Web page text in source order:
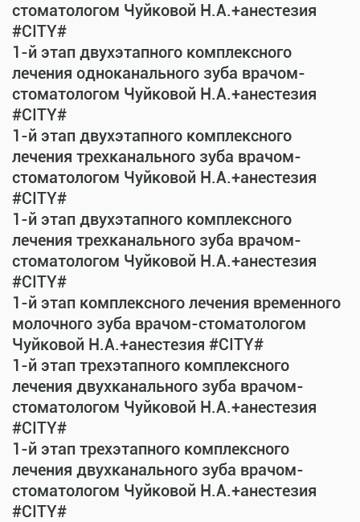
стоматологом Чуйковой Н.А.+анестезия
#CITY#
1-й этап двухэтапного комплексного
лечения одноканального зуба врачом-
стоматологом Чуйковой Н.А.+анестезия
#CITY#
1-й этап двухэтапного комплексного
лечения трехканального зуба врачом-
стоматологом Чуйковой Н.А.+анестезия
#CITY#
1-й этап двухэтапного комплексного
лечения трехканального зуба врачом-
стоматологом Чуйковой Н.А.+анестезия
#CITY#
1-й этап комплексного лечения временного
молочного зуба врачом-стоматологом
Чуйковой Н.А.+анестезия #CITY#
1-й этап трехэтапного комплексного
лечения двухканального зуба врачом-
стоматологом Чуйковой Н.А.+анестезия
#CITY#
1-й этап трехэтапного комплексного
лечения двухканального зуба врачом-
стоматологом Чуйковой Н.А.+анестезия
#CITY#